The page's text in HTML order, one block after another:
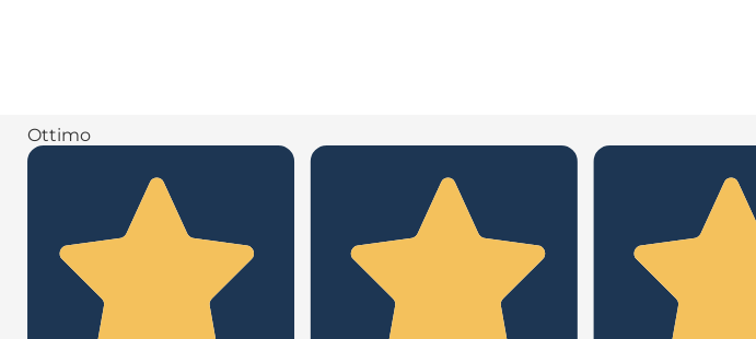
Ottimo